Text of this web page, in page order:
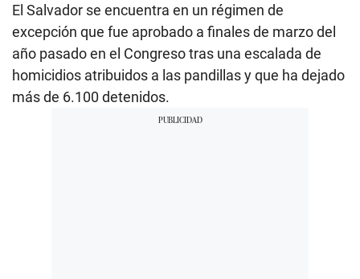
El Salvador se encuentra en un régimen de
excepción que fue aprobado a finales de marzo del
año pasado en el Congreso tras una escalada de
homicidios atribuidos a las pandillas y que ha dejado
más de 6.100 detenidos.